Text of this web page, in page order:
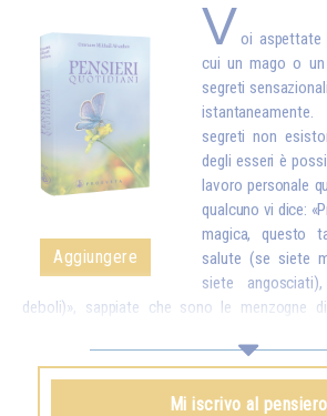
Aggiungere
Voi aspettate
cui un mago o
segreti
segreti non
degli esseri è
lavoro personale
qualcuno vi dice:
magica, questo
salute (se siete
siete
deboli)», sappiate che sono le menzogne
possibile, ma solo se fate degli sforzi. A
ottenuto sarà talmente stabile che
dovete sapere che tutto ciò che si ottiene
Mi iscrivo al pensiero